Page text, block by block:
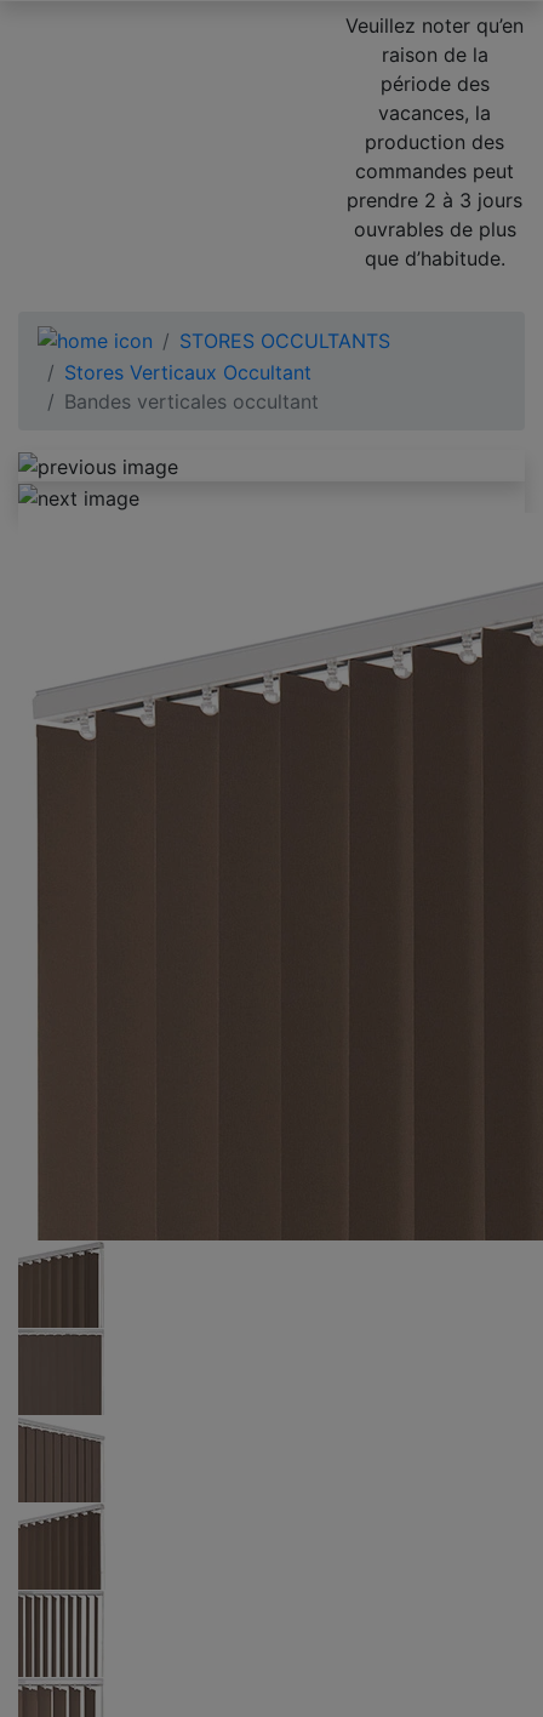
Veuillez noter qu’en
raison de la
période des
vacances, la
production des
commandes peut
prendre 2 à 3 jours
ouvrables de plus
que d’habitude.
STORES OCCULTANTS
Stores Verticaux Occultant
Bandes verticales occultant